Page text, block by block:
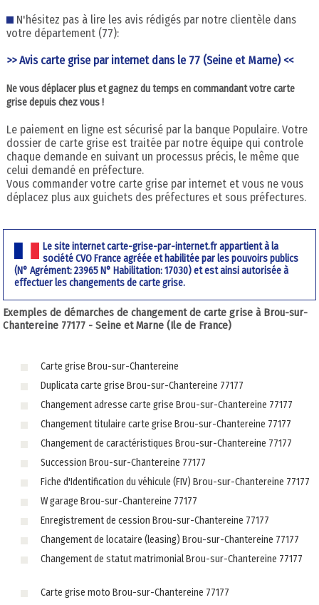
N'hésitez pas à lire les avis rédigés par notre clientèle dans
votre département (77):
>> Avis carte grise par internet dans le 77 (Seine et Marne) <<
Ne vous déplacer plus et gagnez du temps en commandant votre carte
grise depuis chez vous !
Le paiement en ligne est sécurisé par la banque Populaire. Votre
dossier de carte grise est traitée par notre équipe qui controle
chaque demande en suivant un processus précis, le même que
celui demandé en préfecture.
Vous commander votre carte grise par internet et vous ne vous
déplacez plus aux guichets des préfectures et sous préfectures.
Le site internet carte-grise-par-internet.fr appartient à la
société CVO France agréée et habilitée par les pouvoirs publics
(N° Agrément: 23965 N° Habilitation: 17030) et est ainsi autorisée à
effectuer les changements de carte grise.
Exemples de démarches de changement de carte grise à Brou-sur-
Chantereine 77177 - Seine et Marne (Ile de France)
Carte grise Brou-sur-Chantereine
Duplicata carte grise Brou-sur-Chantereine 77177
Changement adresse carte grise Brou-sur-Chantereine 77177
Changement titulaire carte grise Brou-sur-Chantereine 77177
Changement de caractéristiques Brou-sur-Chantereine 77177
Succession Brou-sur-Chantereine 77177
Fiche d'Identification du véhicule (FIV) Brou-sur-Chantereine 77177
W garage Brou-sur-Chantereine 77177
Enregistrement de cession Brou-sur-Chantereine 77177
Changement de locataire (leasing) Brou-sur-Chantereine 77177
Changement de statut matrimonial Brou-sur-Chantereine 77177
Carte grise moto Brou-sur-Chantereine 77177